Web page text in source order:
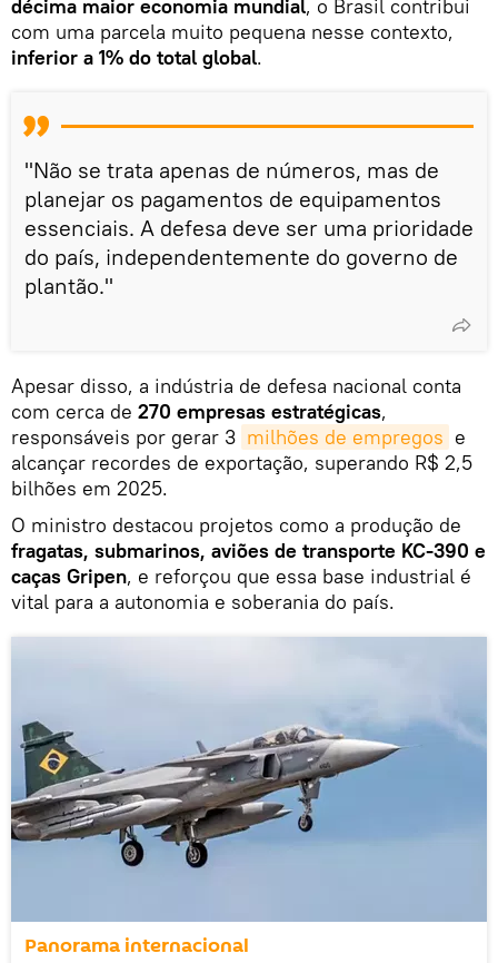
décima maior economia mundial, o Brasil contribui
com uma parcela muito pequena nesse contexto,
inferior a 1% do total global.
"Não se trata apenas de números, mas de
planejar os pagamentos de equipamentos
essenciais. A defesa deve ser uma prioridade
do país, independentemente do governo de
plantão."
Apesar disso, a indústria de defesa nacional conta
com cerca de 270 empresas estratégicas,
responsáveis por gerar 3 milhões de empregos e
alcançar recordes de exportação, superando R$ 2,5
bilhões em 2025.
O ministro destacou projetos como a produção de
fragatas, submarinos, aviões de transporte KC-390 e
caças Gripen, e reforçou que essa base industrial é
vital para a autonomia e soberania do país.
Panorama internacional